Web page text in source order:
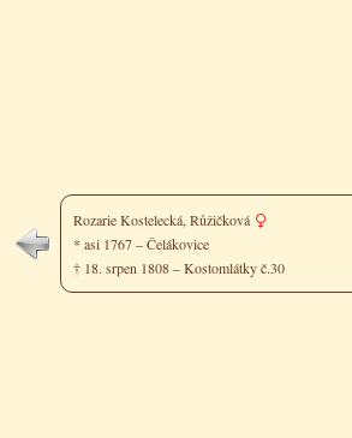
Rozarie Kostelecká, Růžičková
* asi 1767 – Čelákovice
† 18. srpen 1808 – Kostomlátky č.30